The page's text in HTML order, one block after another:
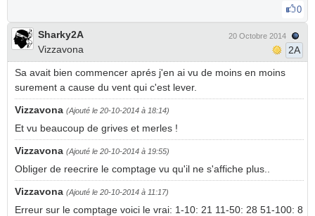
0
Sharky2A
Vizzavona
20 Octobre 2014
2A
Sa avait bien commencer aprés j'en ai vu de moins en moins
surement a cause du vent qui c'est lever.
Vizzavona (Ajouté le 20-10-2014 à 18:14)
Et vu beaucoup de grives et merles !
Vizzavona (Ajouté le 20-10-2014 à 19:55)
Obliger de reecrire le comptage vu qu'il ne s'affiche plus..
Vizzavona (Ajouté le 20-10-2014 à 11:17)
Erreur sur le comptage voici le vrai: 1-10: 21 11-50: 28 51-100: 8